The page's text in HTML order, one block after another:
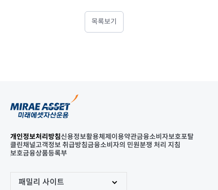
목록보기
개인정보처리방침신용정보활용체제 이용약관금융소비자보호포탈
클린채널고객정보 취급방침금융소비자의 민원분쟁 처리 지침
보호금융상품등록부
패밀리 사이트